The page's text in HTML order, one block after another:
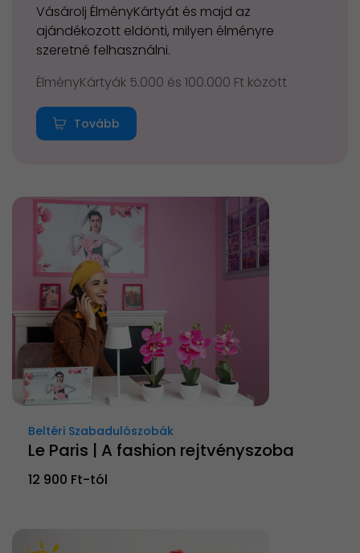
Vásárolj ÉlményKártyát és majd az
ajándékozott eldönti, milyen élményre
szeretné felhasználni.
ÉlményKártyák 5.000 és 100.000 Ft között
Tovább
Beltéri Szabadulószobák
Le Paris | A fashion rejtvényszoba
12 900 Ft-tól